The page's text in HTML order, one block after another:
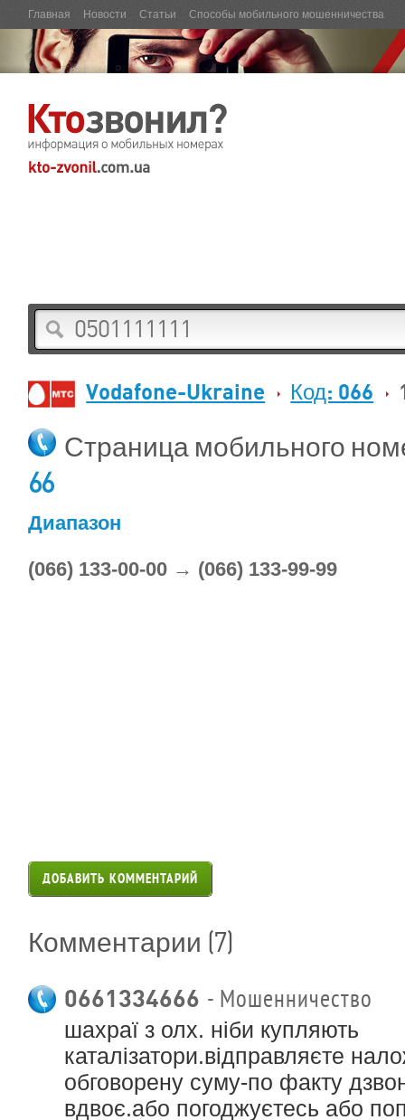
Главная Новости Статьи Способы мобильного мошенничества
Vodafone-Ukraine Код: 066
Страница мобильного
66
Диапазон
(066) 133-00-00 → (066) 133-99-99
ДОБАВИТЬ КОММЕНТАРИЙ
Комментарии (7)
0661334666 - Мошенничество
шахраї з олх. ніби купляють
каталізатори.відправляєте
обговорену суму-по факту
вдвоє.або погоджуєтесь або